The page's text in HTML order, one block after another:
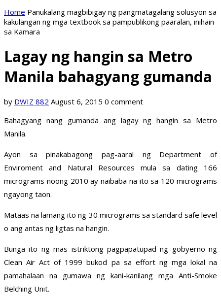
Home Panukalang magbibigay ng pangmatagalang solusyon sa
kakulangan ng mga textbook sa pampublikong paaralan, inihain
sa Kamara
Lagay ng hangin sa Metro
Manila bahagyang gumanda
by DWIZ 882 August 6, 2015 0 comment
Bahagyang nang gumanda ang lagay ng hangin sa Metro
Manila.
Ayon sa pinakabagong pag-aaral ng Department of
Enviroment and Natural Resources mula sa dating 166
micrograms noong 2010 ay naibaba na ito sa 120 micrograms
ngayong taon.
Mataas na lamang ito ng 30 micrograms sa standard safe level
o ang antas ng ligtas na hangin.
Bunga ito ng mas istriktong pagpapatupad ng gobyerno ng
Clean Air Act of 1999 bukod pa sa effort ng mga lokal na
pamahalaan na gumawa ng kani-kanilang mga Anti-Smoke
Belching Unit.